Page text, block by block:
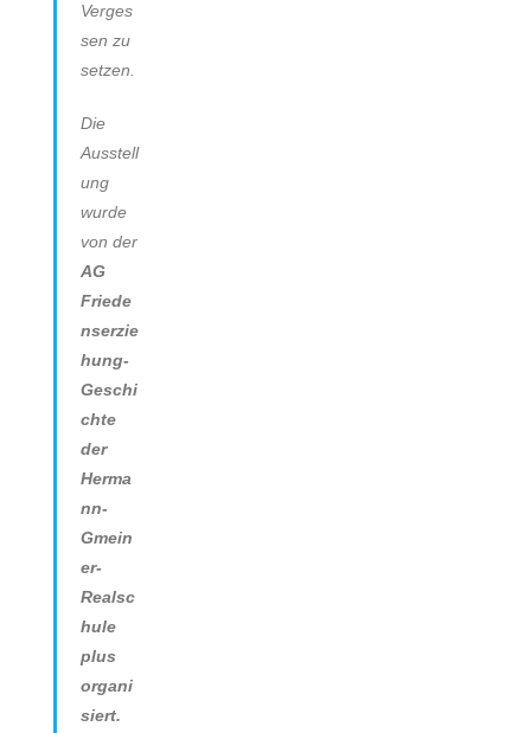
Verges
sen zu
setzen.
Die
Ausstell
ung
wurde
von der
AG
Friede
nserzie
hung-
Geschi
chte
der
Herma
nn-
Gmein
er-
Realsc
hule
plus
organi
siert.